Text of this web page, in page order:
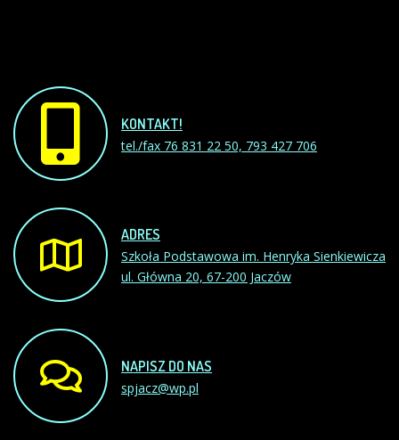
KONTAKT!
tel./fax 76 831 22 50, 793 427 706
ADRES
Szkoła Podstawowa im. Henryka Sienkiewicza
ul. Główna 20, 67-200 Jaczów
NAPISZDO NAS
spjacz@wp.pl